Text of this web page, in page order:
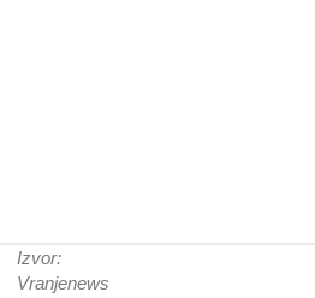
Izvor:
Vranjenews